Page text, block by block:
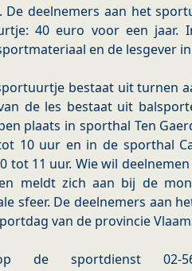
De deelnemers aan het
40 euro voor een jaar.
en de lesgever
bestaat uit turnen
de les bestaat uit
plaats in sporthal Ten
10 uur en in de sporthal
tot 11 uur. Wie wil
meldt zich aan bij de
sfeer. De deelnemers aan
van de provincie
de sportdienst 02-